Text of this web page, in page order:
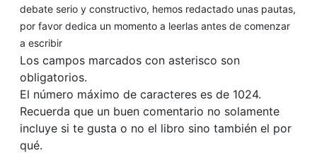
debate serio y constructivo, hemos redactado unas pautas,
por favor dedica un momento a leerlas antes de comenzar
a escribir
Los campos marcados con asterisco son
obligatorios.
El número máximo de caracteres es de 1024.
Recuerda que un buen comentario no solamente
incluye si te gusta o no el libro sino también el por
qué.